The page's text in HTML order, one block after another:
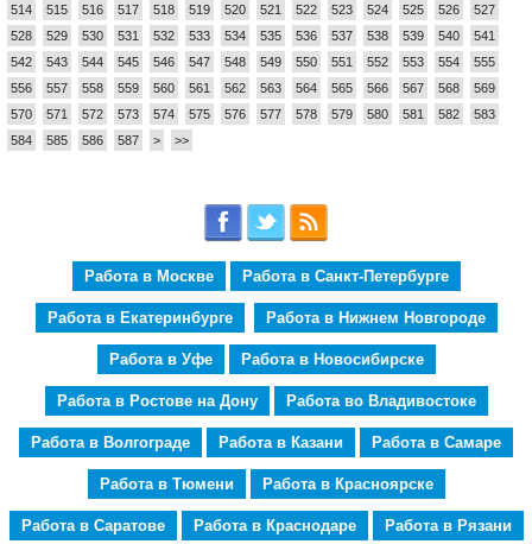
514
515 516 517 518 519 520 521 522 523 524 525 526
527
528
529 530 531 532 533 534 535 536 537 538 539 540
541
542
543 544 545 546 547 548 549 550 551 552 553 554
555
556
557 558 559 560 561 562 563 564 565 566 567 568
569
570
571 572 573 574 575 576 577 578 579 580 581 582
583
584
585 586 587 > >>
Работа в Москве Работа в Санкт-Петербурге
Работа в Екатеринбурге Работа в Нижнем Новгороде
Работа в Уфе Работа в Новосибирске
Работа в Ростове на Дону Работа во Владивостоке
Работа в Волгограде Работа в Казани Работа в Самаре
Работа в Тюмени Работа в Красноярске
Работа в Саратове Работа в Краснодаре Работа в Рязани